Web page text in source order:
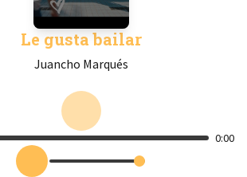
Le gusta bailar
Juancho Marqués
0:00